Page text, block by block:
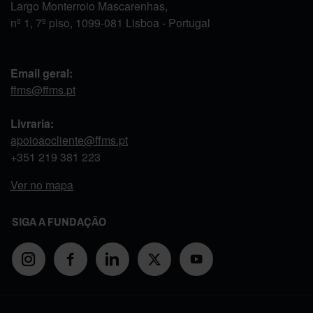
Largo Monterroio Mascarenhas,
nº 1, 7º piso, 1099-081 Lisboa - Portugal
Email geral:
ffms@ffms.pt
Livraria:
apoioaocliente@ffms.pt
+351 219 381 223
Ver no mapa
SIGA A FUNDAÇÃO